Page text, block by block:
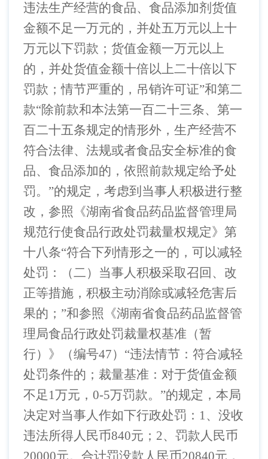
违法生产经营的食品、食品添加剂货值
金额不足一万元的，并处五万元以上十
万元以下罚款；货值金额一万元以上
的，并处货值金额十倍以上二十倍以下
罚款；情节严重的，吊销许可证”和第二
款“除前款和本法第一百二十三条、第一
百二十五条规定的情形外，生产经营不
符合法律、法规或者食品安全标准的食
品、食品添加的，依照前款规定给予处
罚。”的规定， 考虑到当事人积极进行整
改，参照《湖南省食品药品监督管理局
规范行使食品行政处罚裁量权规定》第
十八条“符合下列情形之一的，可以减轻
处罚：（二）当事人积极采取召回、改
正等措施，积极主动消除或减轻危害后
果的；”和参照 《湖南省食品药品监督管
理局食品行政处罚裁量权基准（暂
行）》（编号47）“违法情节：符合减轻
处罚条件的；裁量基准：对于货值金额
不足1万元，0-5万罚款。”的规定， 本局
决定对当事人作如下行政处罚： 1、 没收
违法所得人民币840元；2、罚款人民币